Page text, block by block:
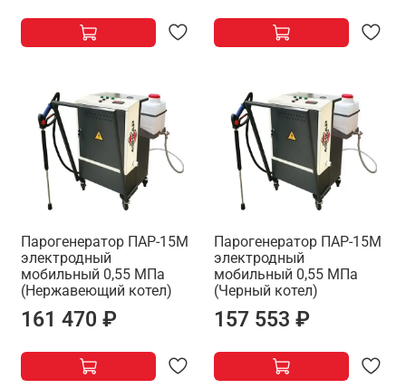
Парогенератор ПАР-15М
электродный
мобильный 0,55 МПа
(Нержавеющий котел)
161 470 ₽
Парогенератор ПАР-15М
электродный
мобильный 0,55 МПа
(Черный котел)
157 553 ₽